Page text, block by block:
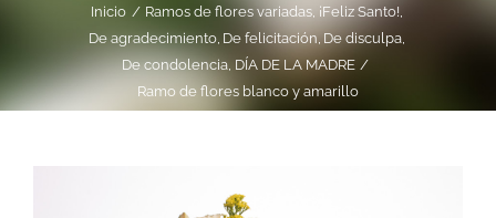
Inicio Ramos de flores variadas ¡Feliz Santo!
De agradecimiento De felicitación De disculpa
De condolencia DÍA DE LA MADRE
Ramo de flores blanco y amarillo